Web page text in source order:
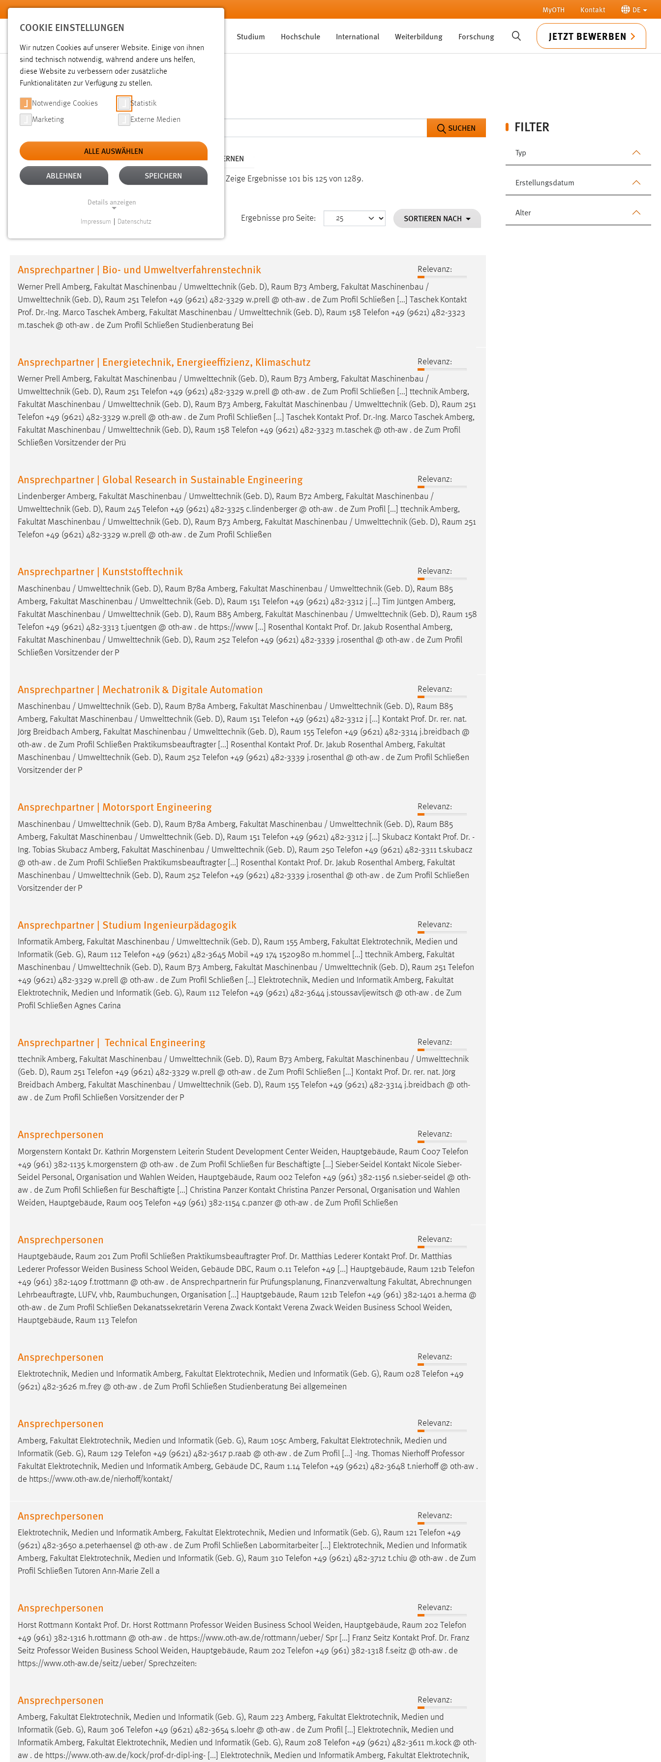
Zum Hauptinhalt springen MyOTH Kontakt DE
Studium Hochschule International Weiterbildung Forschung SUCHE JETZT BEWERBEN
SUCHE
FILTER
Typ
Erstellungsdatum
Alter
SUCHEN
Aktive Filter: ALTER: ÜBER EIN JAHR ALLE FILTER ENTFERNEN
Gesucht nach "raum". Es wurden 1289 Ergebnisse gefunden. Zeige Ergebnisse 101 bis 125 von 1289.
Ergebnisse pro Seite: SORTIEREN NACH
Ansprechpartner | Bio- und Umweltverfahrenstechnik
Relevanz:
Werner Prell Amberg, Fakultät Maschinenbau / Umwelttechnik (Geb. D), Raum B73 Amberg, Fakultät Maschinenbau /
Umwelttechnik (Geb. D), Raum 251 Telefon +49 (9621) 482-3329 w.prell @ oth-aw . de Zum Profil Schließen [...] Taschek Kontakt
Prof. Dr.-Ing. Marco Taschek Amberg, Fakultät Maschinenbau / Umwelttechnik (Geb. D), Raum 158 Telefon +49 (9621) 482-3323
m.taschek @ oth-aw . de Zum Profil Schließen Studienberatung Bei
Ansprechpartner | Energietechnik, Energieeffizienz, Klimaschutz
Relevanz:
Werner Prell Amberg, Fakultät Maschinenbau / Umwelttechnik (Geb. D), Raum B73 Amberg, Fakultät Maschinenbau /
Umwelttechnik (Geb. D), Raum 251 Telefon +49 (9621) 482-3329 w.prell @ oth-aw . de Zum Profil Schließen [...] ttechnik Amberg,
Fakultät Maschinenbau / Umwelttechnik (Geb. D), Raum B73 Amberg, Fakultät Maschinenbau / Umwelttechnik (Geb. D), Raum 251
Telefon +49 (9621) 482-3329 w.prell @ oth-aw . de Zum Profil Schließen [...] Taschek Kontakt Prof. Dr.-Ing. Marco Taschek Amberg,
Fakultät Maschinenbau / Umwelttechnik (Geb. D), Raum 158 Telefon +49 (9621) 482-3323 m.taschek @ oth-aw . de Zum Profil
Schließen Vorsitzender der Prü
Ansprechpartner | Global Research in Sustainable Engineering
Relevanz:
Lindenberger Amberg, Fakultät Maschinenbau / Umwelttechnik (Geb. D), Raum B72 Amberg, Fakultät Maschinenbau /
Umwelttechnik (Geb. D), Raum 245 Telefon +49 (9621) 482-3325 c.lindenberger @ oth-aw . de Zum Profil [...] ttechnik Amberg,
Fakultät Maschinenbau / Umwelttechnik (Geb. D), Raum B73 Amberg, Fakultät Maschinenbau / Umwelttechnik (Geb. D), Raum 251
Telefon +49 (9621) 482-3329 w.prell @ oth-aw . de Zum Profil Schließen
Ansprechpartner | Kunststofftechnik
Relevanz:
Maschinenbau / Umwelttechnik (Geb. D), Raum B78a Amberg, Fakultät Maschinenbau / Umwelttechnik (Geb. D), Raum B85
Amberg, Fakultät Maschinenbau / Umwelttechnik (Geb. D), Raum 151 Telefon +49 (9621) 482-3312 j [...] Tim Jüntgen Amberg,
Fakultät Maschinenbau / Umwelttechnik (Geb. D), Raum B85 Amberg, Fakultät Maschinenbau / Umwelttechnik (Geb. D), Raum 158
Telefon +49 (9621) 482-3313 t.juentgen @ oth-aw . de https://www [...] Rosenthal Kontakt Prof. Dr. Jakub Rosenthal Amberg,
Fakultät Maschinenbau / Umwelttechnik (Geb. D), Raum 252 Telefon +49 (9621) 482-3339 j.rosenthal @ oth-aw . de Zum Profil
Schließen Vorsitzender der P
Ansprechpartner | Mechatronik & Digitale Automation
Relevanz:
Maschinenbau / Umwelttechnik (Geb. D), Raum B78a Amberg, Fakultät Maschinenbau / Umwelttechnik (Geb. D), Raum B85
Amberg, Fakultät Maschinenbau / Umwelttechnik (Geb. D), Raum 151 Telefon +49 (9621) 482-3312 j [...] Kontakt Prof. Dr. rer. nat.
Jörg Breidbach Amberg, Fakultät Maschinenbau / Umwelttechnik (Geb. D), Raum 155 Telefon +49 (9621) 482-3314 j.breidbach @
oth-aw . de Zum Profil Schließen Praktikumsbeauftragter [...] Rosenthal Kontakt Prof. Dr. Jakub Rosenthal Amberg, Fakultät
Maschinenbau / Umwelttechnik (Geb. D), Raum 252 Telefon +49 (9621) 482-3339 j.rosenthal @ oth-aw . de Zum Profil Schließen
Vorsitzender der P
Ansprechpartner | Motorsport Engineering
Relevanz:
Maschinenbau / Umwelttechnik (Geb. D), Raum B78a Amberg, Fakultät Maschinenbau / Umwelttechnik (Geb. D), Raum B85
Amberg, Fakultät Maschinenbau / Umwelttechnik (Geb. D), Raum 151 Telefon +49 (9621) 482-3312 j [...] Skubacz Kontakt Prof. Dr. -
Ing. Tobias Skubacz Amberg, Fakultät Maschinenbau / Umwelttechnik (Geb. D), Raum 250 Telefon +49 (9621) 482-3311 t.skubacz
@ oth-aw . de Zum Profil Schließen Praktikumsbeauftragter [...] Rosenthal Kontakt Prof. Dr. Jakub Rosenthal Amberg, Fakultät
Maschinenbau / Umwelttechnik (Geb. D), Raum 252 Telefon +49 (9621) 482-3339 j.rosenthal @ oth-aw . de Zum Profil Schließen
Vorsitzender der P
Ansprechpartner | Studium Ingenieurpädagogik
Relevanz:
Informatik Amberg, Fakultät Maschinenbau / Umwelttechnik (Geb. D), Raum 155 Amberg, Fakultät Elektrotechnik, Medien und
Informatik (Geb. G), Raum 112 Telefon +49 (9621) 482-3645 Mobil +49 174 1520980 m.hommel [...] ttechnik Amberg, Fakultät
Maschinenbau / Umwelttechnik (Geb. D), Raum B73 Amberg, Fakultät Maschinenbau / Umwelttechnik (Geb. D), Raum 251 Telefon
+49 (9621) 482-3329 w.prell @ oth-aw . de Zum Profil Schließen [...] Elektrotechnik, Medien und Informatik Amberg, Fakultät
Elektrotechnik, Medien und Informatik (Geb. G), Raum 112 Telefon +49 (9621) 482-3644 j.stoussavljewitsch @ oth-aw . de Zum
Profil Schließen Agnes Carina
Ansprechpartner | Technical Engineering
Relevanz:
ttechnik Amberg, Fakultät Maschinenbau / Umwelttechnik (Geb. D), Raum B73 Amberg, Fakultät Maschinenbau / Umwelttechnik
(Geb. D), Raum 251 Telefon +49 (9621) 482-3329 w.prell @ oth-aw . de Zum Profil Schließen [...] Kontakt Prof. Dr. rer. nat. Jörg
Breidbach Amberg, Fakultät Maschinenbau / Umwelttechnik (Geb. D), Raum 155 Telefon +49 (9621) 482-3314 j.breidbach @ oth-
aw . de Zum Profil Schließen Vorsitzender der P
Ansprechpersonen
Relevanz:
Morgenstern Kontakt Dr. Kathrin Morgenstern Leiterin Student Development Center Weiden, Hauptgebäude, Raum C007 Telefon
+49 (961) 382-1135 k.morgenstern @ oth-aw . de Zum Profil Schließen für Beschäftigte [...] Sieber-Seidel Kontakt Nicole Sieber-
Seidel Personal, Organisation und Wahlen Weiden, Hauptgebäude, Raum 002 Telefon +49 (961) 382-1156 n.sieber-seidel @ oth-
aw . de Zum Profil Schließen für Beschäftigte [...] Christina Panzer Kontakt Christina Panzer Personal, Organisation und Wahlen
Weiden, Hauptgebäude, Raum 005 Telefon +49 (961) 382-1154 c.panzer @ oth-aw . de Zum Profil Schließen
Ansprechpersonen
Relevanz:
Hauptgebäude, Raum 201 Zum Profil Schließen Praktikumsbeauftragter Prof. Dr. Matthias Lederer Kontakt Prof. Dr. Matthias
Lederer Professor Weiden Business School Weiden, Gebäude DBC, Raum 0.11 Telefon +49 [...] Hauptgebäude, Raum 121b Telefon
+49 (961) 382-1409 f.trottmann @ oth-aw . de Ansprechpartnerin für Prüfungsplanung, Finanzverwaltung Fakultät, Abrechnungen
Lehrbeauftragte, LUFV, vhb, Raumbuchungen, Organisation [...] Hauptgebäude, Raum 121b Telefon +49 (961) 382-1401 a.herma @
oth-aw . de Zum Profil Schließen Dekanatssekretärin Verena Zwack Kontakt Verena Zwack Weiden Business School Weiden,
Hauptgebäude, Raum 113 Telefon
Ansprechpersonen
Relevanz:
Elektrotechnik, Medien und Informatik Amberg, Fakultät Elektrotechnik, Medien und Informatik (Geb. G), Raum 028 Telefon +49
(9621) 482-3626 m.frey @ oth-aw . de Zum Profil Schließen Studienberatung Bei allgemeinen
Ansprechpersonen
Relevanz:
Amberg, Fakultät Elektrotechnik, Medien und Informatik (Geb. G), Raum 105c Amberg, Fakultät Elektrotechnik, Medien und
Informatik (Geb. G), Raum 129 Telefon +49 (9621) 482-3617 p.raab @ oth-aw . de Zum Profil [...] -Ing. Thomas Nierhoff Professor
Fakultät Elektrotechnik, Medien und Informatik Amberg, Gebäude DC, Raum 1.14 Telefon +49 (9621) 482-3648 t.nierhoff @ oth-aw .
de https://www.oth-aw.de/nierhoff/kontakt/
Ansprechpersonen
Relevanz:
Elektrotechnik, Medien und Informatik Amberg, Fakultät Elektrotechnik, Medien und Informatik (Geb. G), Raum 121 Telefon +49
(9621) 482-3650 a.peterhaensel @ oth-aw . de Zum Profil Schließen Labormitarbeiter [...] Elektrotechnik, Medien und Informatik
Amberg, Fakultät Elektrotechnik, Medien und Informatik (Geb. G), Raum 310 Telefon +49 (9621) 482-3712 t.chiu @ oth-aw . de Zum
Profil Schließen Tutoren Ann-Marie Zell a
Ansprechpersonen
Relevanz:
Horst Rottmann Kontakt Prof. Dr. Horst Rottmann Professor Weiden Business School Weiden, Hauptgebäude, Raum 202 Telefon
+49 (961) 382-1316 h.rottmann @ oth-aw . de https://www.oth-aw.de/rottmann/ueber/ Spr [...] Franz Seitz Kontakt Prof. Dr. Franz
Seitz Professor Weiden Business School Weiden, Hauptgebäude, Raum 202 Telefon +49 (961) 382-1318 f.seitz @ oth-aw . de
https://www.oth-aw.de/seitz/ueber/ Sprechzeiten:
Ansprechpersonen
Relevanz:
Amberg, Fakultät Elektrotechnik, Medien und Informatik (Geb. G), Raum 223 Amberg, Fakultät Elektrotechnik, Medien und
Informatik (Geb. G), Raum 306 Telefon +49 (9621) 482-3654 s.loehr @ oth-aw . de Zum Profil [...] Elektrotechnik, Medien und
Informatik Amberg, Fakultät Elektrotechnik, Medien und Informatik (Geb. G), Raum 208 Telefon +49 (9621) 482-3611 m.kock @ oth-
aw . de https://www.oth-aw.de/kock/prof-dr-dipl-ing- [...] Elektrotechnik, Medien und Informatik Amberg, Fakultät Elektrotechnik,
COOKIE EINSTELLUNGEN
Wir nutzen Cookies auf unserer Website. Einige von ihnen
sind technisch notwendig, während andere uns helfen,
diese Website zu verbessern oder zusätzliche
Funktionalitäten zur Verfügung zu stellen.
Notwendige Cookies Statistik
Marketing Externe Medien
ALLE AUSWÄHLEN
ABLEHNEN SPEICHERN
Details anzeigen
Website erforderlich.
Einverständnis
Name: cookie_consent
Zweck:
Cookie Laufzeit:
Performance
Name: staticfilecache
Zweck:
Für performante Seitenauslieferung wird
Sprachpräferenz
Name: site-language-preference
Zweck:
Das Cookie speichert die gewählte
Sprache der Website.
Chat
Name:
MibewSessionID, MIBEW_UserID,
mibew_locale, mibew-chat-frame-style-
5e9dbeb1811c0446
Zweck:
Wird benötigt um die Chatfunktion
nutzen zu können.
Sitzungslaufzeit, mibew_locale = 3
Jahre, MIBEW_UserID = 1 Jahr
Login
Name: fe_user, be_user, be_lastLoginProvider
Zweck:
STATISTIK
Statistik Cookies erfassen Informationen anonym.
Diese Informationen helfen uns zu verstehen, wie
unsere Besucher unsere Website nutzen.
Name: _pk_ref, _pk_cvar, _pk_id, _pk_ses
Zweck: Zugriffsstatistik
Cookie Laufzeit: Max. 13 Monate
MARKETING
Sie tun dies, indem sie Besucher über Websites
hinweg verfolgen.
Google Ads
Name: _gcl_au
Zweck:
Cookie Laufzeit: 3 Monate
Facebook Pixel
Name:
Zweck:
Cookie Laufzeit: 3 Monate
EXTERNE MEDIEN
Um Inhalte von Videoplattformen und Social Media
Plattformen anzeigen zu können, werden von diesen
YouTube
Vimeo
Impressum Datenschutz